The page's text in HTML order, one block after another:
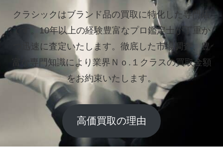
クラシックはブランド品の買取に特化した専門店
です。10年以上の経験豊富なプロ鑑定士が丁重か
つ迅速に査定いたします。 徹底した市場調査、豊
富な専門知識により業界Ｎｏ.１クラスの買取金額
をお約束いたします。
高価買取の理由